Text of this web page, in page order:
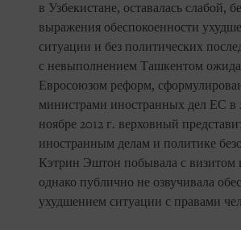
в Узбекистане, оставалась слабой,
выражения обеспокоенности
ситуации и без политических
с невыполнением Ташкентом
Евросоюзом реформ,
министрами иностранных дел ЕС в
ноябре 2012 г. верховный
иностранным делам и политике
Кэтрин Эштон побывала с визитом
однако публично не озвучивала
ухудшением ситуации с правами